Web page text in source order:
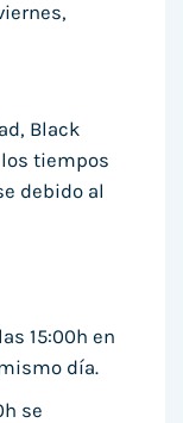
Black
tiempos
debido al
15:00h en
día.
se